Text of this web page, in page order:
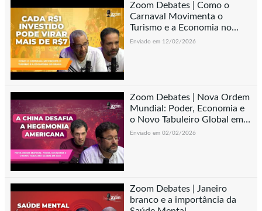
Zoom Debates | Como o
Carnaval Movimenta o
Turismo e a Economia no
Brasil
Enviado em 12/02/2026
Zoom Debates | Nova Ordem
Mundial: Poder, Economia e
o Novo Tabuleiro Global em
2026
Enviado em 02/02/2026
Zoom Debates | Janeiro
branco e a importância da